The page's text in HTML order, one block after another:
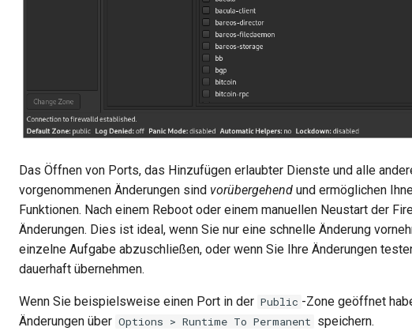
Das Öffnen von Ports, das Hinzufügen erlaubter Dienste und alle
vorgenommenen Änderungen sind vorübergehend und ermöglichen
Funktionen. Nach einem Reboot oder einem manuellen Neustart der
Änderungen. Dies ist ideal, wenn Sie nur eine schnelle Änderung
einzelne Aufgabe abzuschließen, oder wenn Sie Ihre Änderungen
dauerhaft übernehmen.
Wenn Sie beispielsweise einen Port in der Public -Zone geöffnet
Änderungen über Options > Runtime To Permanent speichern.